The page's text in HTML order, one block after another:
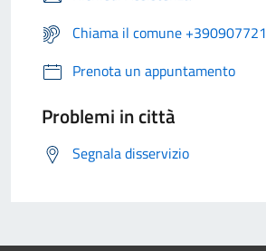
Chiama il comune +390907721
Prenota un appuntamento
Problemi in città
Segnala disservizio